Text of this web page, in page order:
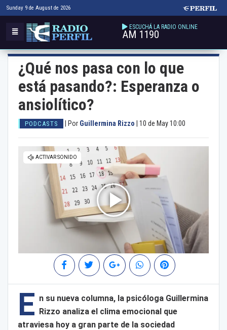
Sunday 9 de August de 2026
ESCUCHÁ LA RADIO ONLINE
AM 1190
¿Qué nos pasa con lo que
está pasando?: Esperanza o
ansiolítico?
PODCASTS Por Guillermina Rizzo 10 de May 10:00
E n su nueva columna, la psicóloga Guillermina
Rizzo analiza el clima emocional que
atraviesa hoy a gran parte de la sociedad